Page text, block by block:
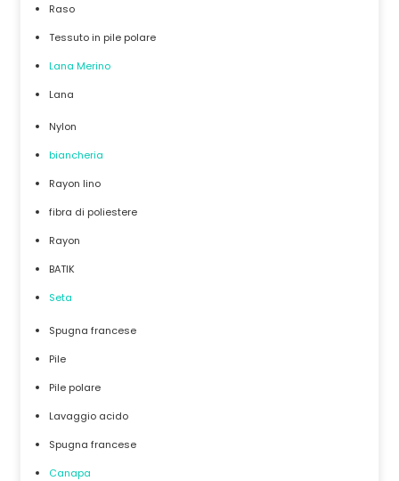
Raso
Tessuto in pile polare
Lana Merino
Lana
Nylon
biancheria
Rayon lino
fibra di poliestere
Rayon
BATIK
Seta
Spugna francese
Pile
Pile polare
Lavaggio acido
Spugna francese
Canapa